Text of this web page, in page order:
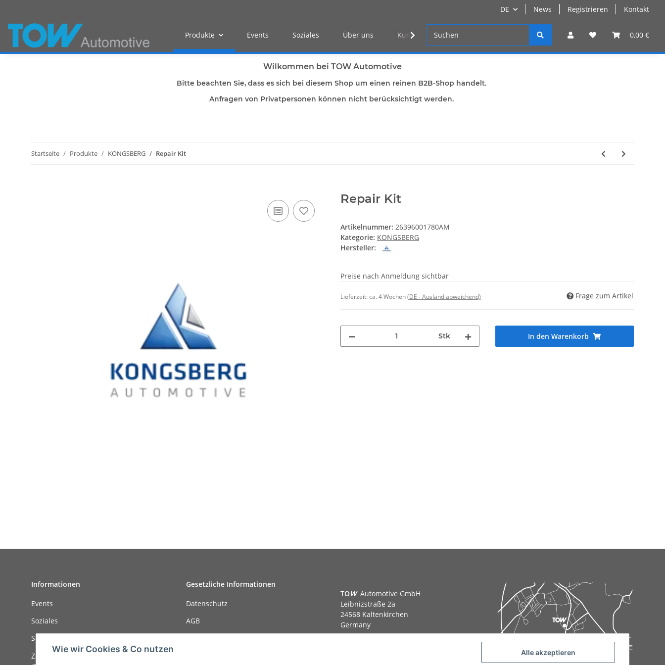
DE News Registrieren Kontakt
0,00 €
Produkte Events Soziales Über uns Kunden Log-in
Wilkommen bei TOW Automotive
Bitte beachten Sie, dass es sich bei diesem Shop um einen reinen B2B-Shop handelt.
Anfragen von Privatpersonen können nicht berücksichtigt werden.
Startseite Produkte KONGSBERG Repair Kit
Repair Kit
Artikelnummer: 26396001780AM
Kategorie: KONGSBERG
Hersteller:
Preise nach Anmeldung sichtbar
Lieferzeit:ca. 4 Wochen(DE - Ausland abweichend) Frage zum Artikel
Stk In den Warenkorb
Informationen
Events
Soziales
Stellenanzeigen
Zahlungsmöglichkeiten
Gesetzliche Informationen
Datenschutz
AGB
TOW Automotive GmbH
Leibnizstraße 2a
24568 Kaltenkirchen
Germany
Wie wir Cookies & Co nutzen Alle akzeptieren